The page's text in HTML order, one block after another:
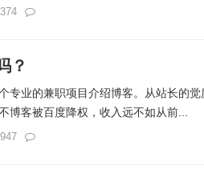
374
？
专业的兼职项目介绍博客。从站长的
博客被百度降权，收入远不如从前...
947